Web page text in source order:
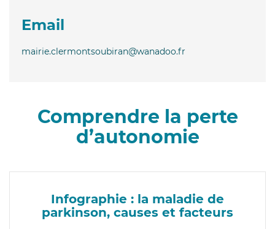
Email
mairie.clermontsoubiran@wanadoo.fr
Comprendre la perte
d’autonomie
Infographie : la maladie de
parkinson, causes et facteurs